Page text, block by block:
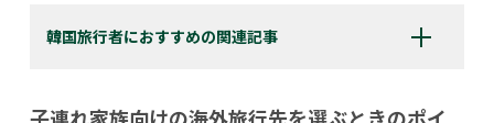
韓国旅行者におすすめの関連記事